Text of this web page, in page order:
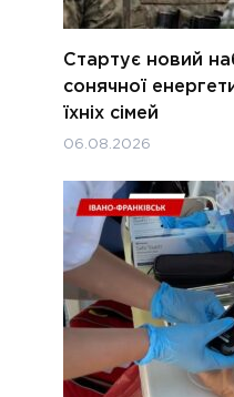
Стартує новий
сонячної
їхніх сімей
06.08.2026